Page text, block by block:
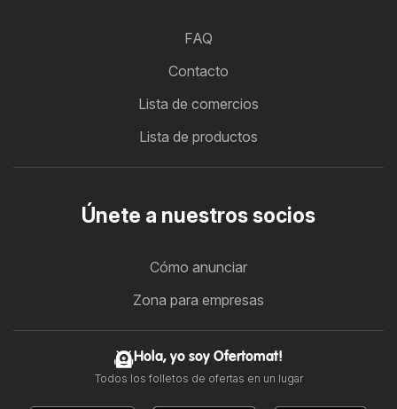
FAQ
Contacto
Lista de comercios
Lista de productos
Únete a nuestros socios
Cómo anunciar
Zona para empresas
Hola, yo soy Ofertomat!
Todos los folletos de ofertas en un lugar